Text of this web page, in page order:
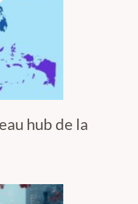
hub de la